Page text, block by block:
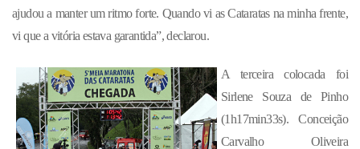
ajudou a manter um ritmo forte. Quando vi as Cataratas na minha frente,
vi que a vitória estava garantida”, declarou.
A terceira colocada foi
Sirlene Souza de Pinho
(1h17min33s). Conceição
Carvalho Oliveira